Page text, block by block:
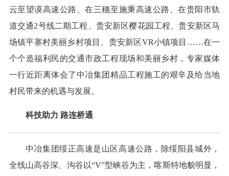
云至望谟高速公路、在三穗至施秉高速公路、在贵阳市轨
道交通2号线二期工程、贵安新区樱花园工程、贵安新区马
场镇平寨村美丽乡村项目、贵安新区VR小镇项目……在一
个个造福利民的交通市政工程现场和美丽乡村，专家媒体
一行近距离体会了中冶集团精品工程施工的艰辛及给当地
村民带来的机遇与发展。
科技助力 路连桥通
中冶集团绥正高速是山区高速公路，除绥阳县城外，
全线山高谷深、沟谷以“V”型峡谷为主，喀斯特地貌明显，